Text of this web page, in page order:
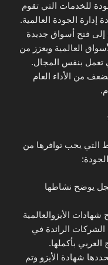
للخدمات التي تقوم
الجودة العالمية.
إلى فتح أسواق جديدة
العالمية ويعزز من
تعمل بنفس المجال.
من الأداء العام
التي يجب توافرها من
يوضح نشاطها
الأيزوالعالمية
الرائدة في
بأكملها.
شهادة الأيزو وتم